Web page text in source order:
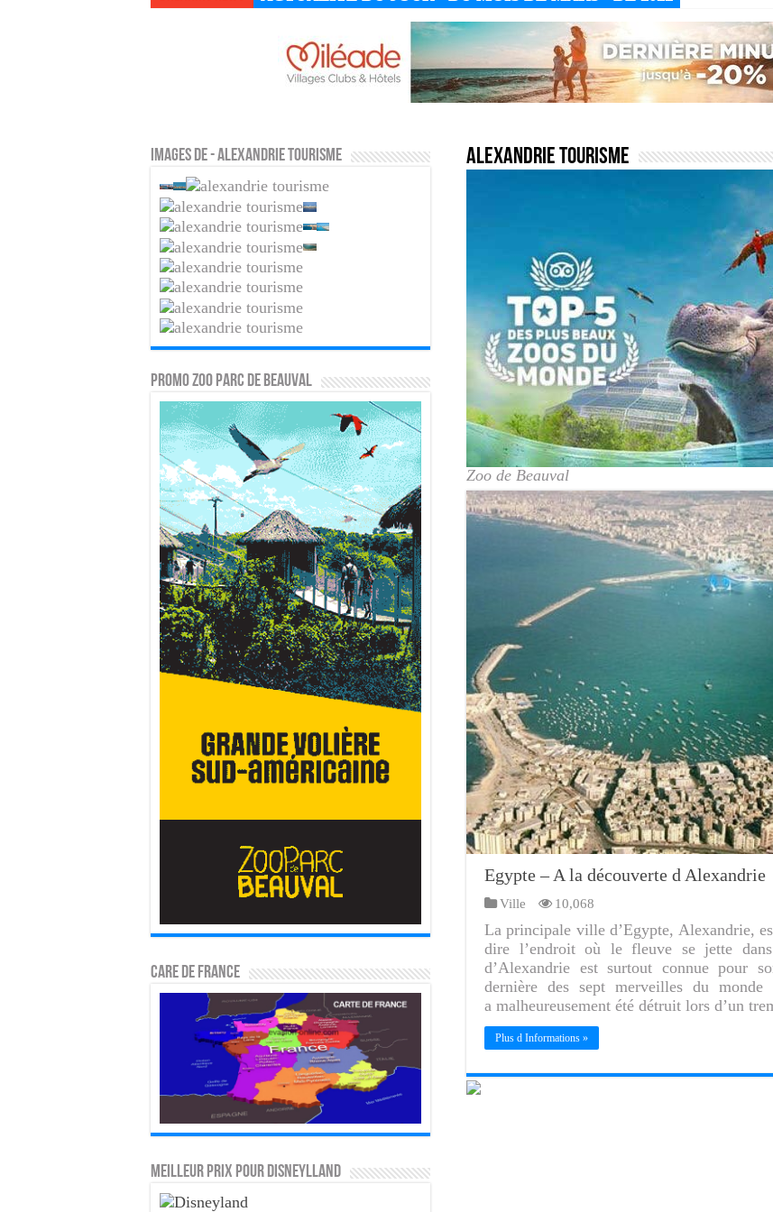
Alexandrie tourisme
Zoo de Beauval
Egypte – A la découverte d Alexandrie
Ville 10,068
La principale ville d’Egypte, Alexandrie,
dire l’endroit où le fleuve se jette
d’Alexandrie est surtout connue pour
dernière des sept merveilles du
a malheureusement été détruit lors d’un
Plus d Informations »
Images de - Alexandrie tourisme
PROMO ZOO PARC DE BEAUVAL
CARE DE FRANCE
MEILLEUR PRIX POUR DISNEYLLAND